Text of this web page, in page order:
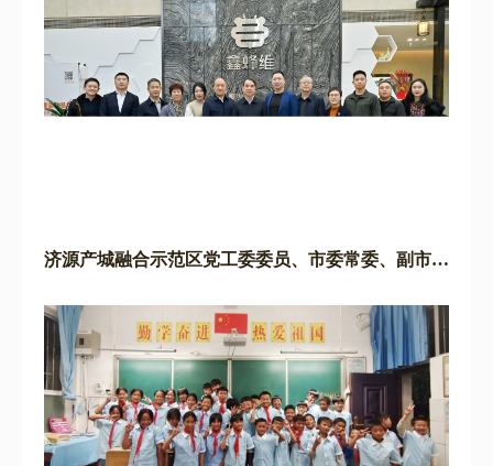
济源产城融合示范区党工委委员、市委常委、副市长